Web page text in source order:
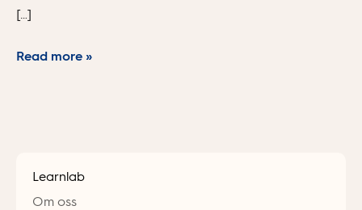
[…]
Read more »
Learnlab
Om oss